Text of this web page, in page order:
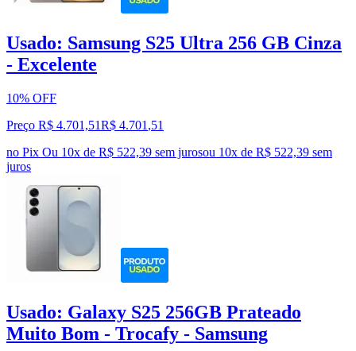
Usado: Samsung S25 Ultra 256 GB Cinza
- Excelente
10% OFF
Preço R$ 4.701,51R$ 4.701 ,51
no Pix Ou 10x de R$ 522,39 sem jurosou 10x de R$ 522,39 sem
juros
Usado: Galaxy S25 256GB Prateado
Muito Bom - Trocafy - Samsung